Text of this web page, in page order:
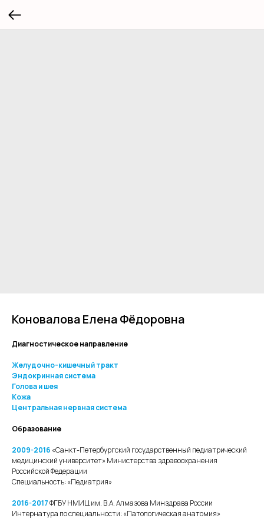
Коновалова Елена Фёдоровна
Диагностическое направление
Желудочно-кишечный тракт
Эндокринная система
Голова и шея
Кожа
Центральная нервная система
Образование
2009-2016 «Санкт-Петербургский государственный педиатрический
медицинский университет» Министерства здравоохранения
Российской Федерации
Специальность: «Педиатрия»
2016-2017ФГБУ НМИЦ им. В.А. Алмазова Минздрава России
Интернатура по специальности: «Патологическая анатомия»